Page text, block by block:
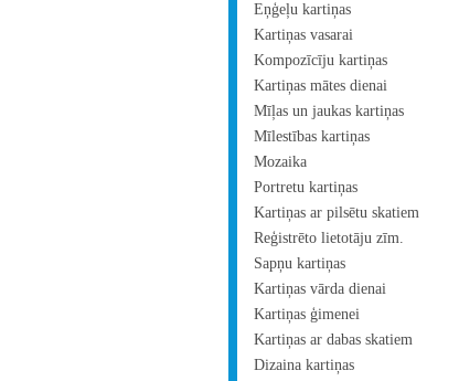
Eņģeļu kartiņas
Kartiņas vasarai
Kompozīcīju kartiņas
Kartiņas mātes dienai
Mīļas un jaukas kartiņas
Mīlestības kartiņas
Mozaika
Portretu kartiņas
Kartiņas ar pilsētu skatiem
Reģistrēto lietotāju zīm.
Sapņu kartiņas
Kartiņas vārda dienai
Kartiņas ģimenei
Kartiņas ar dabas skatiem
Dizaina kartiņas